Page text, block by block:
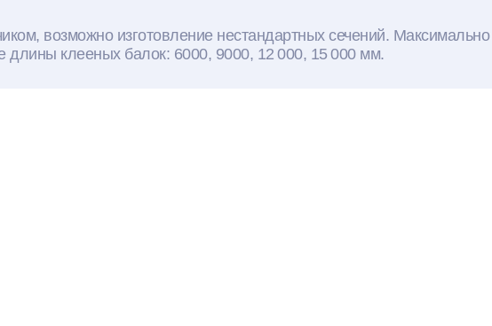
возможно изготовление нестандартных сечений.
клееных балок: 6000, 9000, 12 000, 15 000 мм.